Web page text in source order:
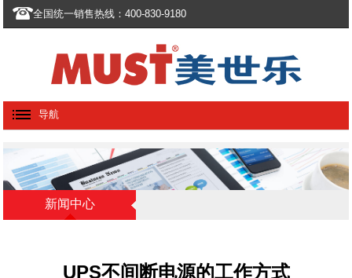
全国统一销售热线：400-830-9180
导航
新闻中心
UPS不间断电源的工作方式